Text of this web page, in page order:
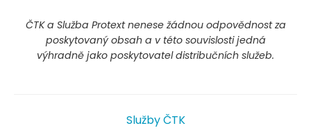
ČTK a Služba Protext nenese žádnou odpovědnost za
poskytovaný obsah a v této souvislosti jedná
výhradně jako poskytovatel distribučních služeb.
Služby ČTK